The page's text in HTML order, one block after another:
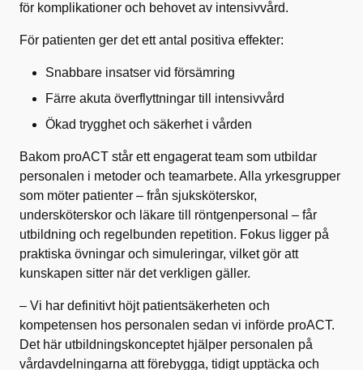
för komplikationer och behovet av intensivvård.
För patienten ger det ett antal positiva effekter:
Snabbare insatser vid försämring
Färre akuta överflyttningar till intensivvård
Ökad trygghet och säkerhet i vården
Bakom proACT står ett engagerat team som utbildar
personalen i metoder och teamarbete. Alla yrkesgrupper
som möter patienter – från sjuksköterskor,
undersköterskor och läkare till röntgenpersonal – får
utbildning och regelbunden repetition. Fokus ligger på
praktiska övningar och simuleringar, vilket gör att
kunskapen sitter när det verkligen gäller.
– Vi har definitivt höjt patientsäkerheten och
kompetensen hos personalen sedan vi införde proACT.
Det här utbildningskonceptet hjälper personalen på
vårdavdelningarna att förebygga, tidigt upptäcka och